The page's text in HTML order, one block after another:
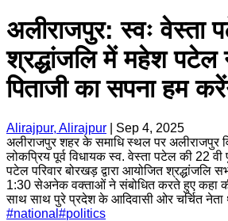
अलीराजपुर: स्वः वेस्ता
श्रद्धांजलि में महेश पटेल
पिताजी का सपना हम
Alirajpur, Alirajpur
Sep 4, 2025
अलीराजपुर शहर के समाधि स्थल पर अलीराजपुर
लोकप्रिय पूर्व विधायक स्व. वेस्ता पटेल की 22
पटेल परिवार बोरखड़ द्वारा आयोजित श्रद्धांजलि
1:30 सेअनेक वक्ताओं ने संबोधित करते हुए कहा
साथ साथ पुरे प्रदेश के आदिवासी ओर चर्चित नेता
#national #politics